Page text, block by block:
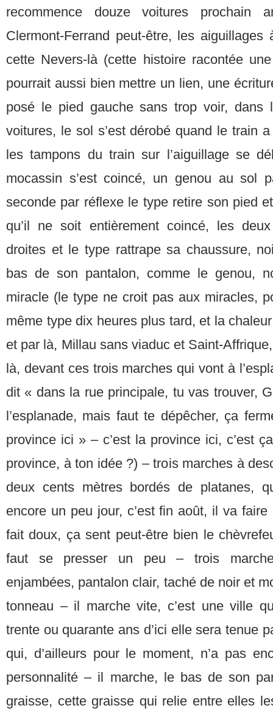
recommence douze voitures prochain
Clermont-Ferrand peut-être, les
cette Nevers-là (cette histoire racontée
pourrait aussi bien mettre un lien, une
posé le pied gauche sans trop voir, dans
voitures, le sol s’est dérobé quand le train
les tampons du train sur l’aiguillage se
mocassin s’est coincé, un genou au sol
seconde par réflexe le type retire son pied
qu’il ne soit entièrement coincé, les
droites et le type rattrape sa chaussure,
bas de son pantalon, comme le genou,
miracle (le type ne croit pas aux miracles,
même type dix heures plus tard, et la
et par là, Millau sans viaduc et Saint-
là, devant ces trois marches qui vont à
dit « dans la rue principale, tu vas trouver,
l’esplanade, mais faut te dépêcher, ça
province ici » – c’est la province ici, c’est
province, à ton idée ?) – trois marches à
deux cents mètres bordés de platanes,
encore un peu jour, c’est fin août, il va
fait doux, ça sent peut-être bien le
faut se presser un peu – trois
enjambées, pantalon clair, taché de noir et
tonneau – il marche vite, c’est une ville
trente ou quarante ans d’ici elle sera tenue
qui, d’ailleurs pour le moment, n’a pas
personnalité – il marche, le bas de son
graisse, cette graisse qui relie entre elles